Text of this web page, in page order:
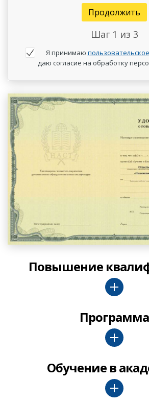
Продолжить
Шаг 1 из 3
Я принимаю
даю согласие на обработку
Повышение
Программа
Обучение в